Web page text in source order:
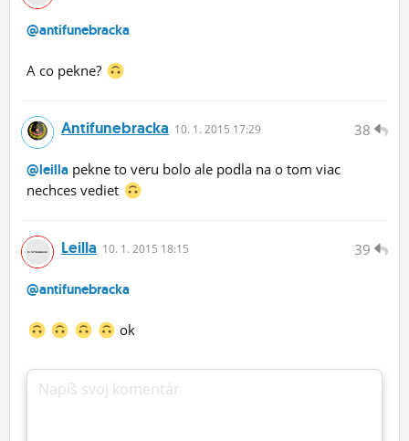
@antifunebracka
A co pekne?
38
Antifunebracka 10. 1. 2015 17:29
@leilla pekne to veru bolo ale podla na o tom viac
nechces vediet
39
Leilla 10. 1. 2015 18:15
@antifunebracka
ok
Napíš svoj komentár